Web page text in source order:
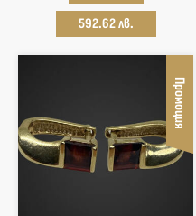
592.62 лв.
Промоция